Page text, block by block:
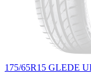
175/65R15 GLEDE